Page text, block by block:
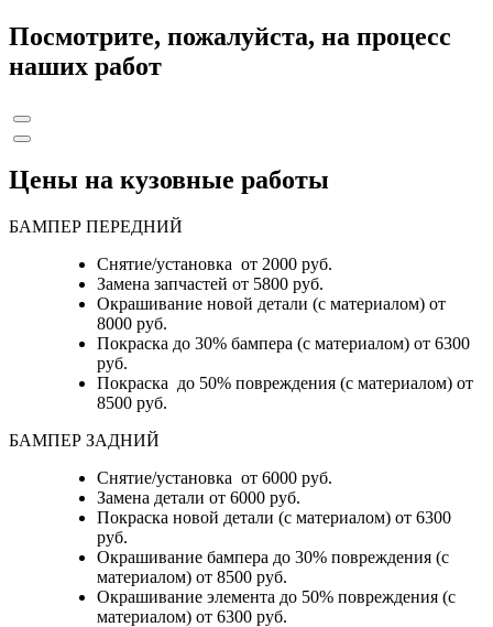
Посмотрите, пожалуйста, на процесс
наших работ
Цены на кузовные работы
БАМПЕР ПЕРЕДНИЙ
Снятие/установка от 2000 руб.
Замена запчастей от 5800 руб.
Окрашивание новой детали (с материалом) от
8000 руб.
Покраска до 30% бампера (с материалом) от 6300
руб.
Покраска до 50% повреждения (с материалом) от
8500 руб.
БАМПЕР ЗАДНИЙ
Снятие/установка от 6000 руб.
Замена детали от 6000 руб.
Покраска новой детали (с материалом) от 6300
руб.
Окрашивание бампера до 30% повреждения (с
материалом) от 8500 руб.
Окрашивание элемента до 50% повреждения (с
материалом) от 6300 руб.